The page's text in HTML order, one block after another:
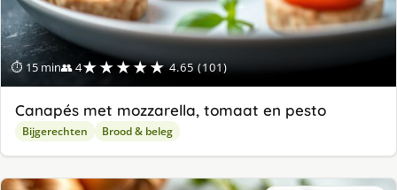
⏱ 15 min👥 4★★★★★ 4.65 (101)
Canapés met mozzarella, tomaat en pesto
Bijgerechten Brood & beleg